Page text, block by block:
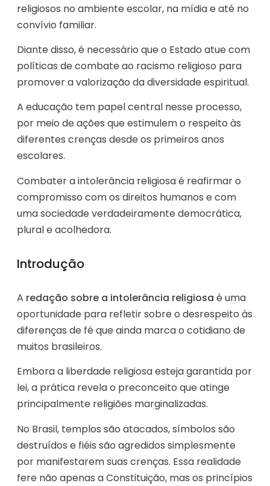
religiosos no ambiente escolar, na mídia e até no
convívio familiar.
Diante disso, é necessário que o Estado atue com
políticas de combate ao racismo religioso para
promover a valorização da diversidade espiritual.
A educação tem papel central nesse processo,
por meio de ações que estimulem o respeito às
diferentes crenças desde os primeiros anos
escolares.
Combater a intolerância religiosa é reafirmar o
compromisso com os direitos humanos e com
uma sociedade verdadeiramente democrática,
plural e acolhedora.
Introdução
A redação sobre a intolerância religiosa é uma
oportunidade para refletir sobre o desrespeito às
diferenças de fé que ainda marca o cotidiano de
muitos brasileiros.
Embora a liberdade religiosa esteja garantida por
lei, a prática revela o preconceito que atinge
principalmente religiões marginalizadas.
No Brasil, templos são atacados, símbolos são
destruídos e fiéis são agredidos simplesmente
por manifestarem suas crenças. Essa realidade
fere não apenas a Constituição, mas os princípios